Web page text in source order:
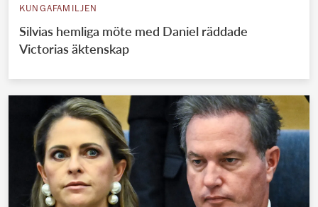
KUNGAFAMILJEN
Silvias hemliga möte med Daniel räddade
Victorias äktenskap